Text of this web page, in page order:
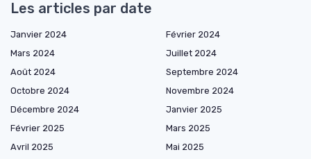
Les articles par date
Janvier 2024
Février 2024
Mars 2024
Juillet 2024
Août 2024
Septembre 2024
Octobre 2024
Novembre 2024
Décembre 2024
Janvier 2025
Février 2025
Mars 2025
Avril 2025
Mai 2025